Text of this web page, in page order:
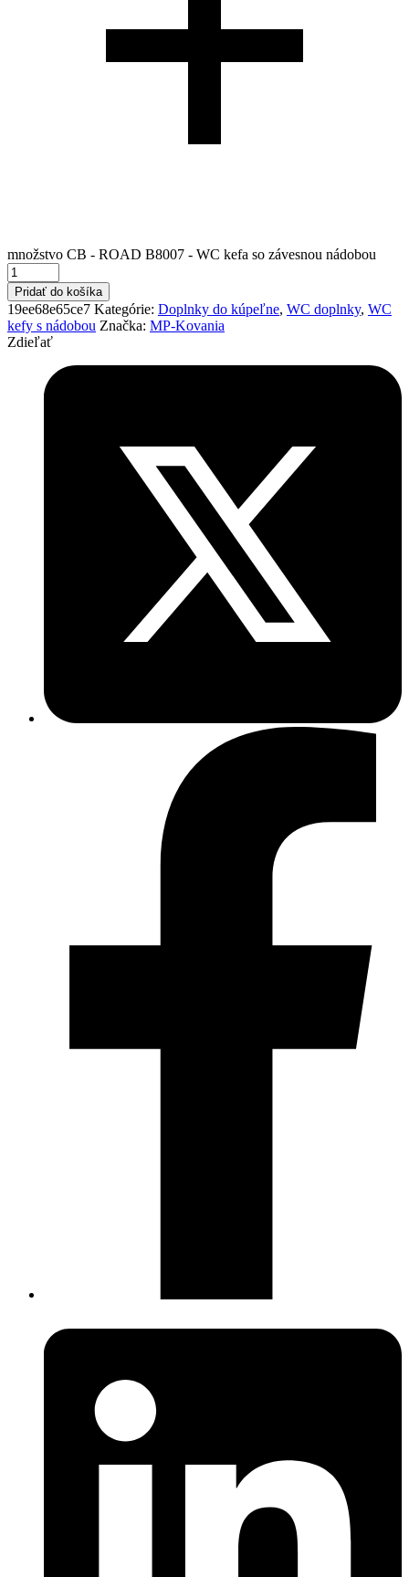
množstvo CB - ROAD B8007 - WC kefa so závesnou nádobou
Pridať do košíka
19ee68e65ce7 Kategórie: Doplnky do kúpeľne, WC doplnky, WC
kefy s nádobou Značka: MP-Kovania
Zdieľať